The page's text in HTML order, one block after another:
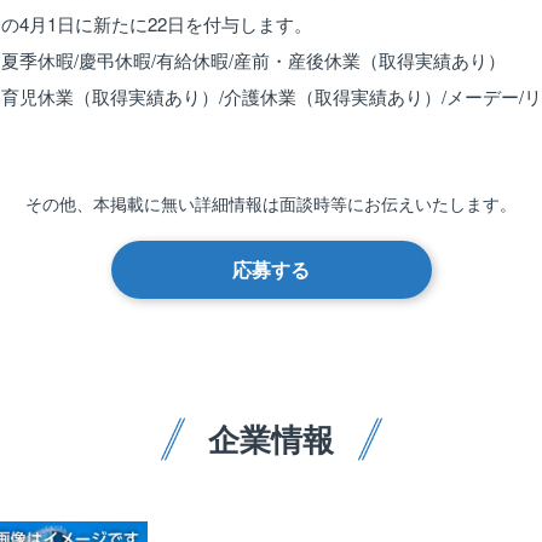
の4月1日に新たに22日を付与します。
夏季休暇/慶弔休暇/有給休暇/産前・産後休業（取得実績あり）
育児休業（取得実績あり）/介護休業（取得実績あり）/メーデー/
その他、本掲載に無い詳細情報は面談時等にお伝えいたします。
応募する
企業情報